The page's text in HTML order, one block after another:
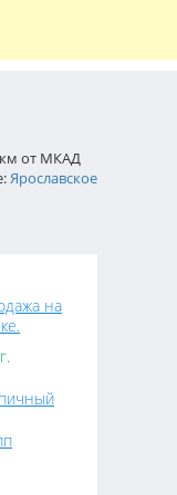
км от МКАД
Ярославское
на